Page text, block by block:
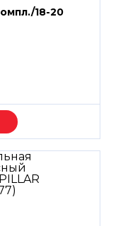
18-20